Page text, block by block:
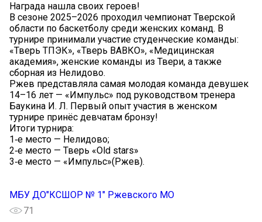
Награда нашла своих героев!
В сезоне 2025–2026 проходил чемпионат Тверской
области по баскетболу среди женских команд. В
турнире принимали участие студенческие команды:
«Тверь ТПЭК», «Тверь ВАВКО», «Медицинская
академия», женские команды из Твери, а также
сборная из Нелидово.
Ржев представляла самая молодая команда девушек
14–16 лет — «Импульс» под руководством тренера
Баукина И. Л. Первый опыт участия в женском
турнире принёс девчатам бронзу!
Итоги турнира:
1‑е место — Нелидово;
2‑е место — Тверь «Old stars»
3‑е место — «Импульс»(Ржев).
МБУ ДО"КСШОР № 1" Ржевского МО
71